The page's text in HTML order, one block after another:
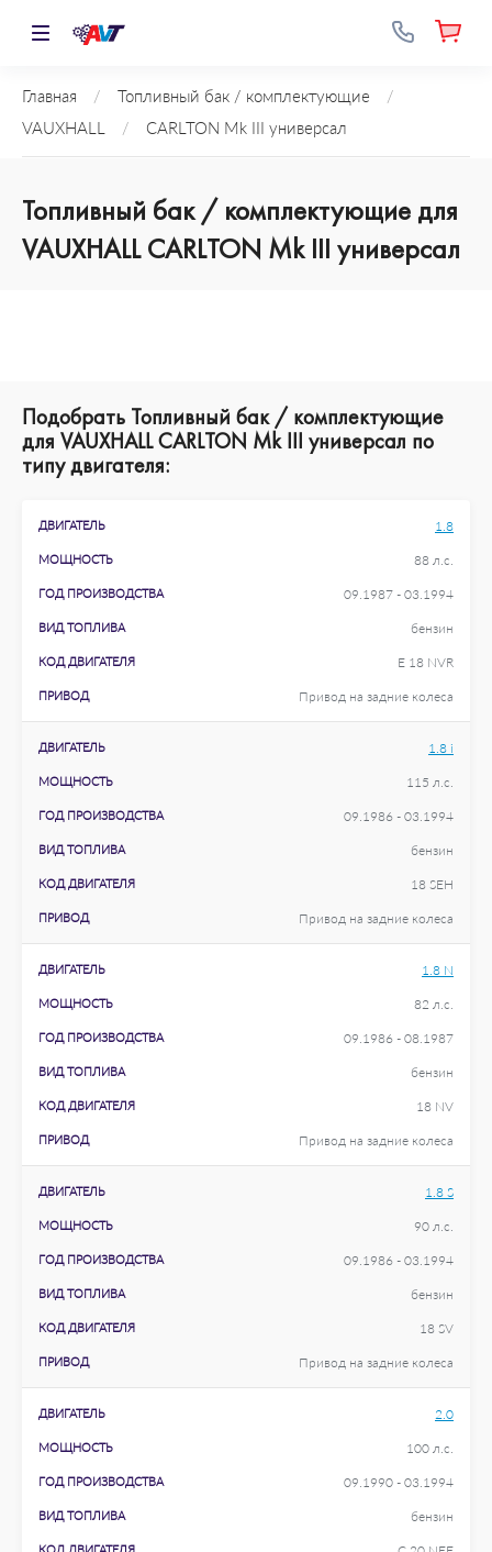
Главная / Топливный бак / комплектующие
/
VAUXHALL
/ CARLTON Mk III универсал
Топливный бак / комплектующие для
VAUXHALL CARLTON Mk III универсал
Подобрать Топливный бак / комплектующие
для VAUXHALL CARLTON Mk III универсал по
типу двигателя:
ДВИГАТЕЛЬ 1.8
МОЩНОСТЬ 88 л.с.
ГОД ПРОИЗВОДСТВА 09.1987 - 03.1994
ВИД ТОПЛИВА бензин
КОД ДВИГАТЕЛЯ E 18 NVR
ПРИВОД Привод на задние колеса
ДВИГАТЕЛЬ 1.8 i
МОЩНОСТЬ 115 л.с.
ГОД ПРОИЗВОДСТВА 09.1986 - 03.1994
ВИД ТОПЛИВА бензин
КОД ДВИГАТЕЛЯ 18 SEH
ПРИВОД Привод на задние колеса
ДВИГАТЕЛЬ 1.8 N
МОЩНОСТЬ 82 л.с.
ГОД ПРОИЗВОДСТВА 09.1986 - 08.1987
ВИД ТОПЛИВА бензин
КОД ДВИГАТЕЛЯ 18 NV
ПРИВОД Привод на задние колеса
ДВИГАТЕЛЬ 1.8 S
МОЩНОСТЬ 90 л.с.
ГОД ПРОИЗВОДСТВА 09.1986 - 03.1994
ВИД ТОПЛИВА бензин
КОД ДВИГАТЕЛЯ 18 SV
ПРИВОД Привод на задние колеса
ДВИГАТЕЛЬ 2.0
МОЩНОСТЬ 100 л.с.
ГОД ПРОИЗВОДСТВА 09.1990 - 03.1994
ВИД ТОПЛИВА бензин